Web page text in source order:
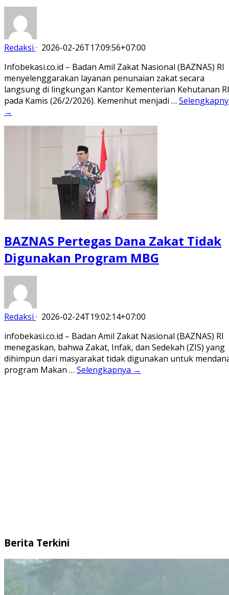
Redaksi · 2026-02-26T17:09:56+07:00
Infobekasi.co.id – Badan Amil Zakat Nasional (BAZNAS) RI
menyelenggarakan layanan penunaian zakat secara
langsung di lingkungan Kantor Kementerian Kehutanan RI
pada Kamis (26/2/2026). Kemenhut menjadi …
→
BAZNAS Pertegas Dana Zakat Tidak
Digunakan Program MBG
Redaksi · 2026-02-24T19:02:14+07:00
infobekasi.co.id – Badan Amil Zakat Nasional (BAZNAS) RI
menegaskan, bahwa Zakat, Infak, dan Sedekah (ZIS) yang
dihimpun dari masyarakat tidak digunakan untuk
program Makan … Selengkapnya →
Berita Terkini